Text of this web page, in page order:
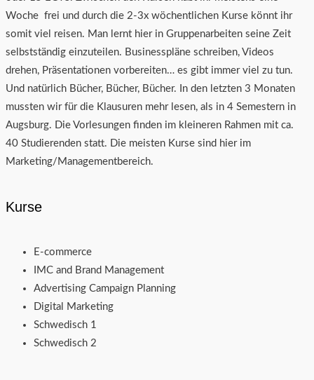
Woche frei und durch die 2-3x wöchentlichen Kurse könnt ihr
somit viel reisen. Man lernt hier in Gruppenarbeiten seine Zeit
selbstständig einzuteilen. Businesspläne schreiben, Videos
drehen, Präsentationen vorbereiten… es gibt immer viel zu tun.
Und natürlich Bücher, Bücher, Bücher. In den letzten 3 Monaten
mussten wir für die Klausuren mehr lesen, als in 4 Semestern in
Augsburg. Die Vorlesungen finden im kleineren Rahmen mit ca.
40 Studierenden statt. Die meisten Kurse sind hier im
Marketing/Managementbereich.
Kurse
E-commerce
IMC and Brand Management
Advertising Campaign Planning
Digital Marketing
Schwedisch 1
Schwedisch 2